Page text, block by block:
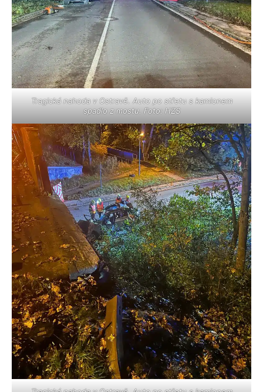
Tragická nahoda v Ostravě. Auto po střetu s kamionem
spadlo z mostu. Foto: HZS